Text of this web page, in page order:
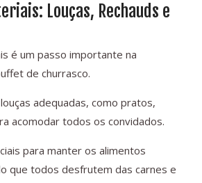
Louças, Rechauds e
é um passo importante na
de churrasco.
adequadas, como pratos,
acomodar todos os convidados.
para manter os alimentos
que todos desfrutem das carnes e